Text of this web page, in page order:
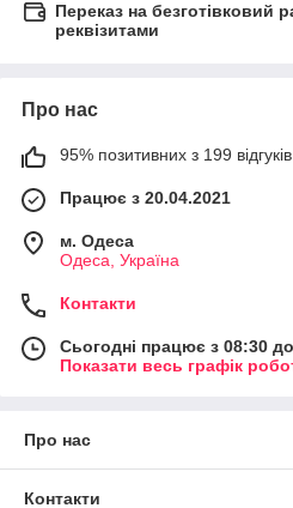
Переказ на безготівковий
реквізитами
Про нас
95% позитивних з 199 відгуків
Працює з 20.04.2021
м. Одеса
Одеса, Україна
Контакти
Сьогодні працює з 08:30
Показати весь графік
Про нас
Контакти